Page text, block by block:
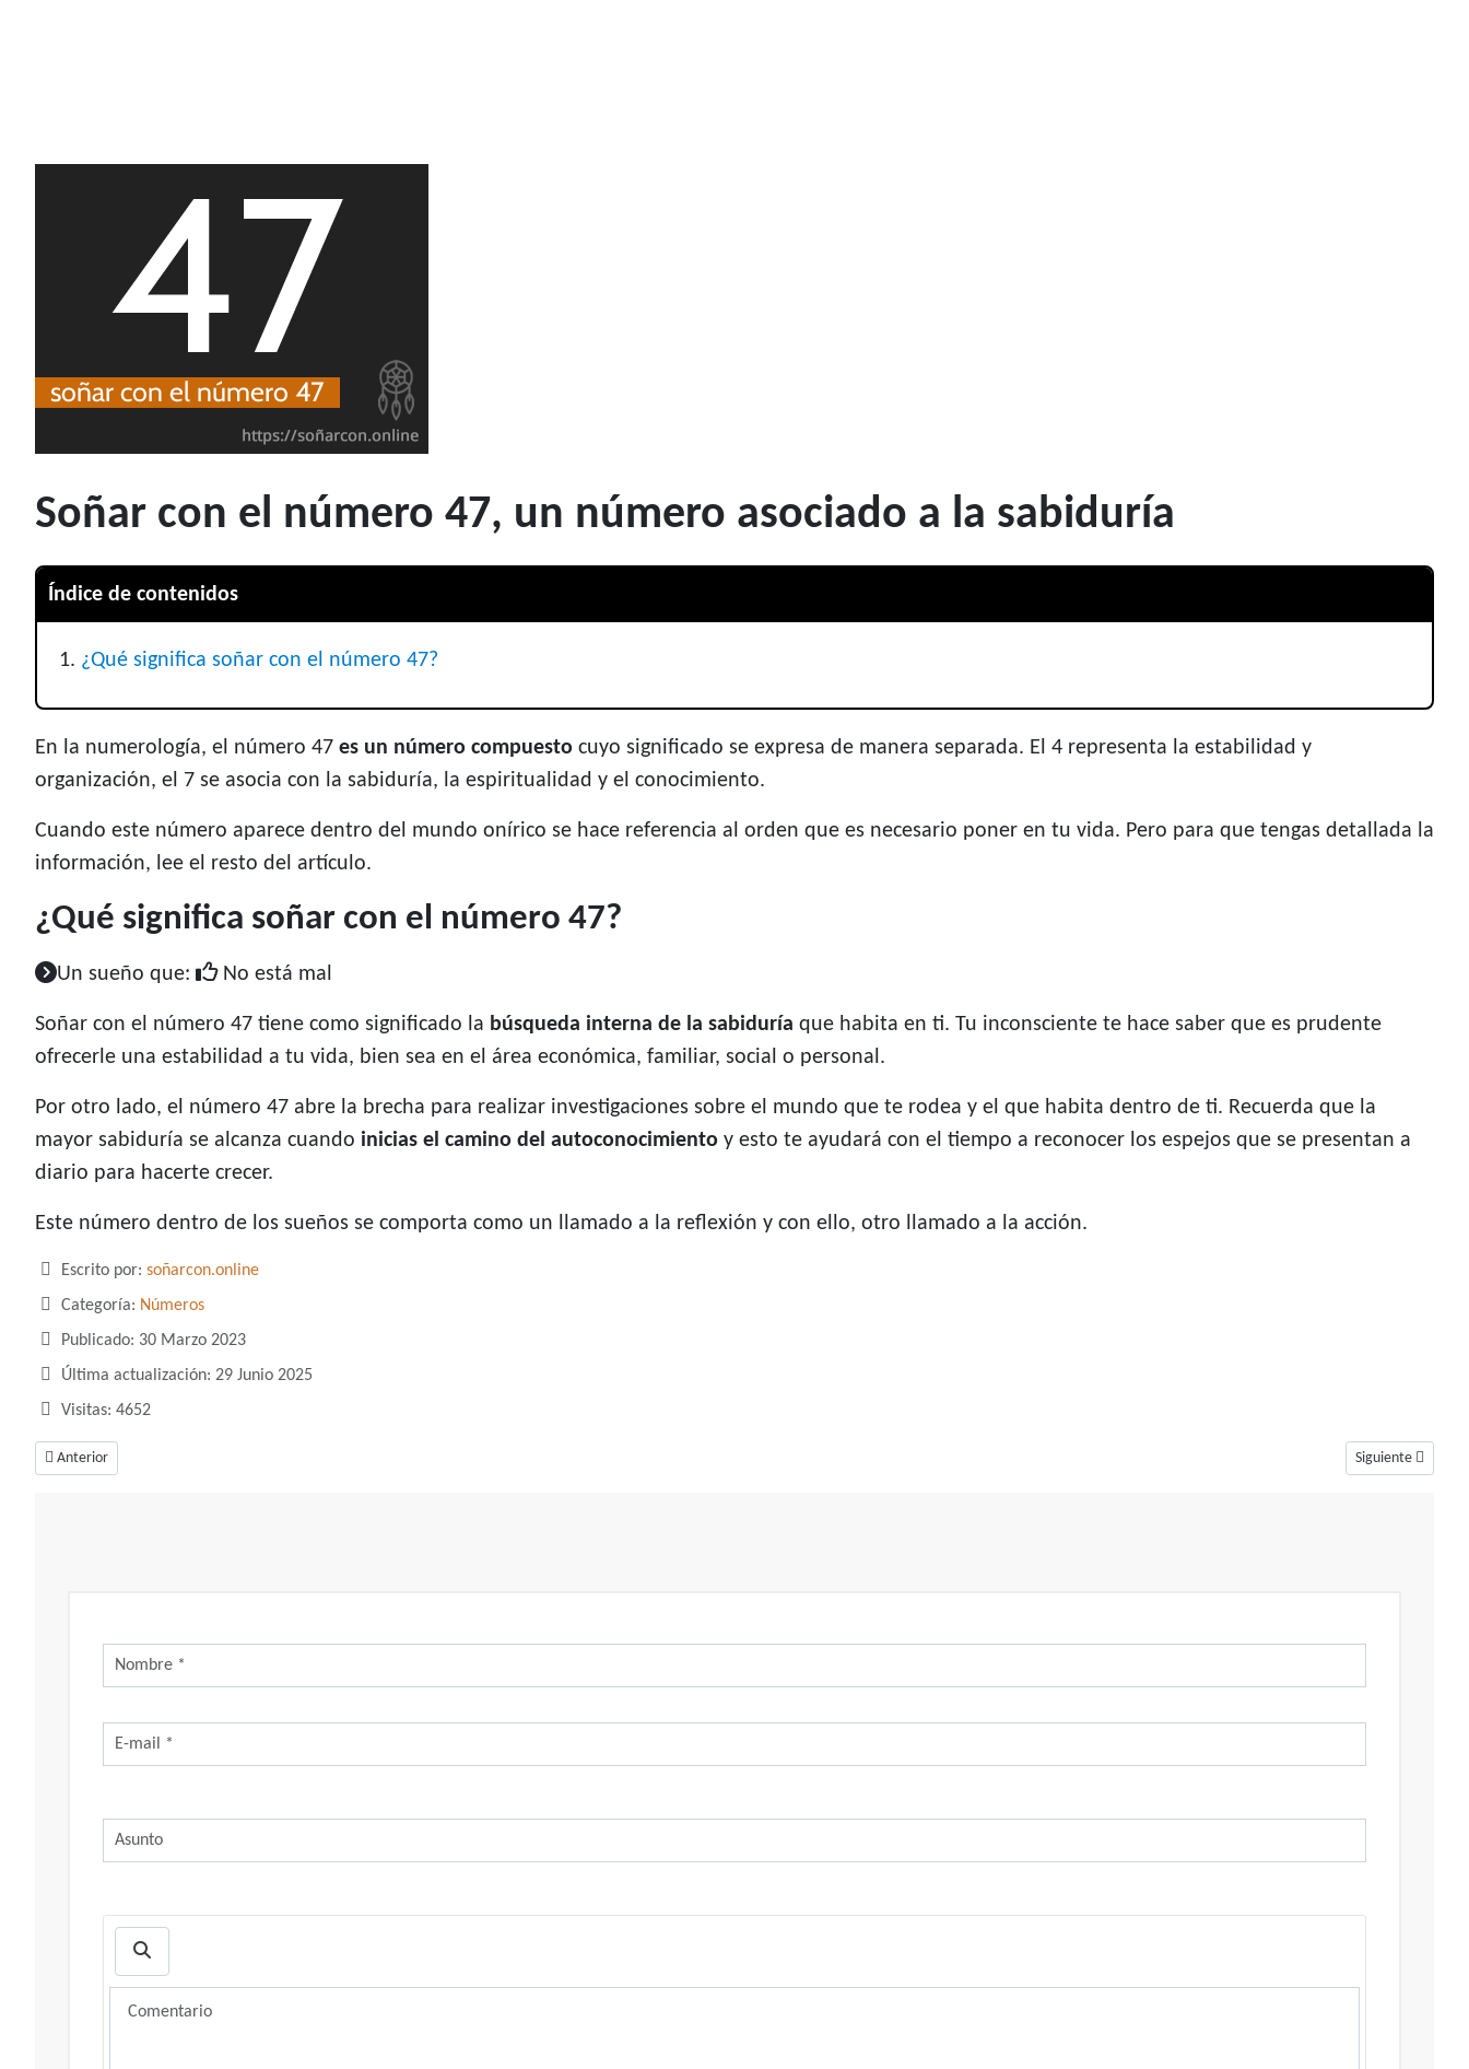
Soñar con el número 47, un número asociado a la sabiduría
Índice de contenidos
¿Qué significa soñar con el número 47?
En la numerología, el número 47 es un número compuesto cuyo significado se expresa de manera separada. El 4 representa la estabilidad y
organización, el 7 se asocia con la sabiduría, la espiritualidad y el conocimiento.
Cuando este número aparece dentro del mundo onírico se hace referencia al orden que es necesario poner en tu vida. Pero para que tengas detallada la
información, lee el resto del artículo.
¿Qué significa soñar con el número 47?
Un sueño que: No está mal
Soñar con el número 47 tiene como significado la búsqueda interna de la sabiduría que habita en ti. Tu inconsciente te hace saber que es prudente
ofrecerle una estabilidad a tu vida, bien sea en el área económica, familiar, social o personal.
Por otro lado, el número 47 abre la brecha para realizar investigaciones sobre el mundo que te rodea y el que habita dentro de ti. Recuerda que la
mayor sabiduría se alcanza cuando inicias el camino del autoconocimiento y esto te ayudará con el tiempo a reconocer los espejos que se presentan a
diario para hacerte crecer.
Este número dentro de los sueños se comporta como un llamado a la reflexión y con ello, otro llamado a la acción.
Detalles
Escrito por: soñarcon.online
Categoría: Números
Publicado: 30 Marzo 2023
Última actualización: 29 Junio 2025
Visitas: 4652
Artículo anterior: Soñar con el número 45, un número de ciclos y movimientos
Anterior Artículo siguiente:
Siguiente